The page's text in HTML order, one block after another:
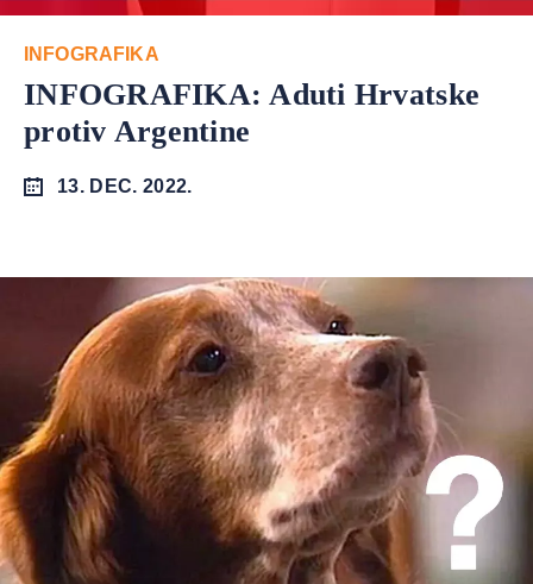
INFOGRAFIKA
INFOGRAFIKA: Aduti Hrvatske
protiv Argentine
13. DEC. 2022.